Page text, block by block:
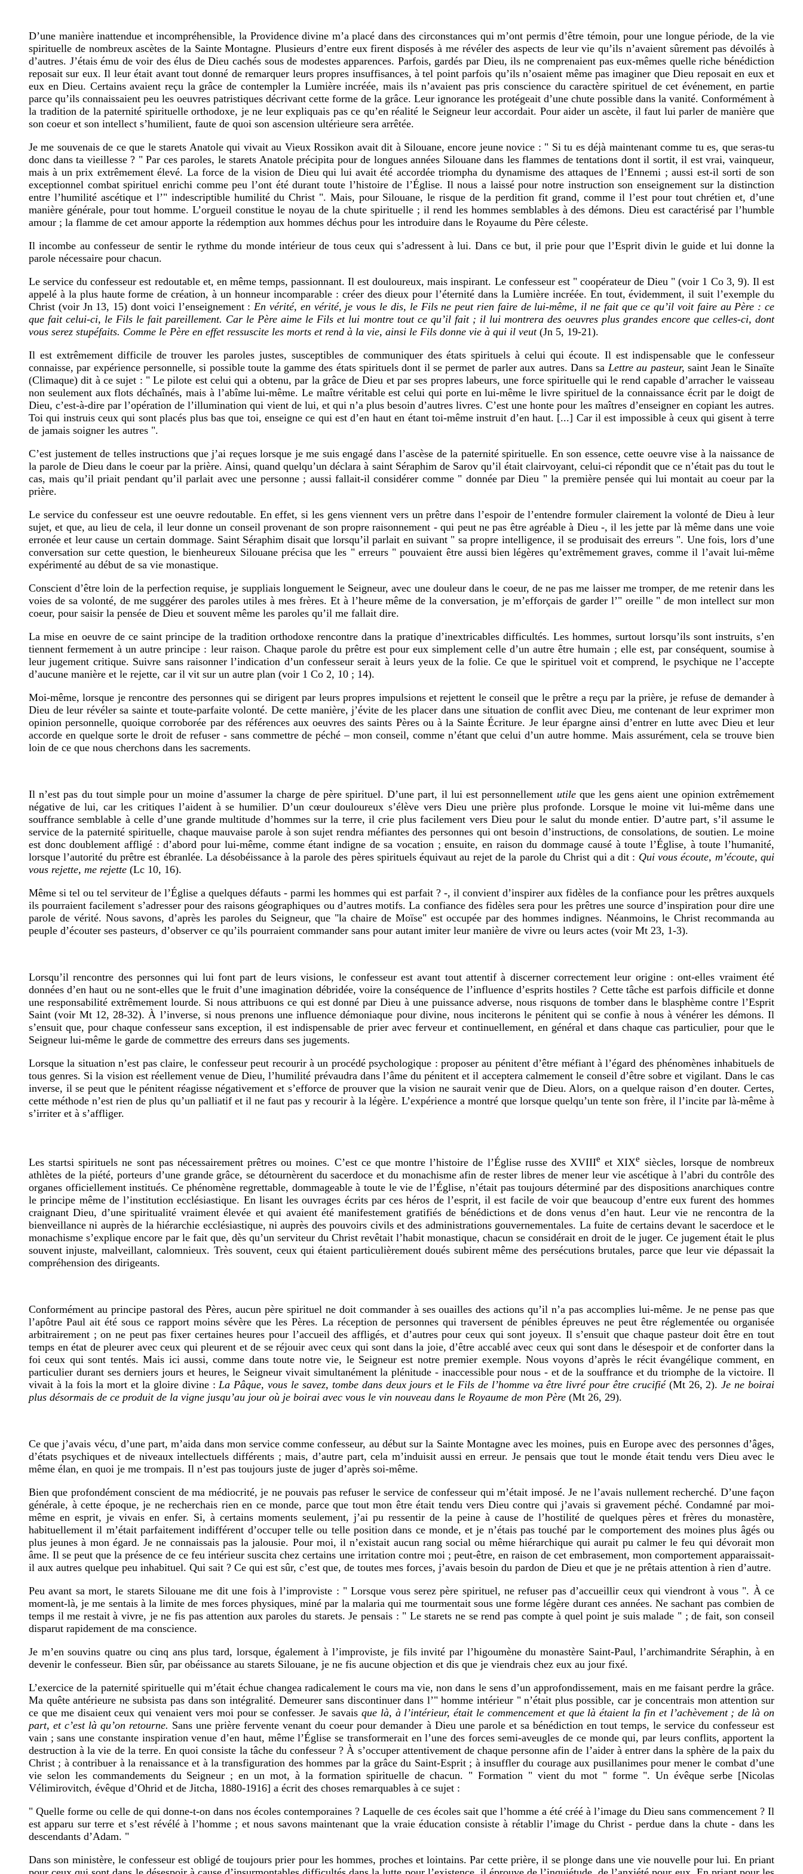
D’une manière inattendue et incompréhensible, la Providence divine m’a placé dans des circonstances qui m’ont permis d’être témoin, pour une longue période, de la vie
spirituelle de nombreux ascètes de la Sainte Montagne. Plusieurs d’entre eux firent disposés à me révéler des aspects de leur vie qu’ils n’avaient sûrement pas dévoilés à
d’autres. J’étais ému de voir des élus de Dieu cachés sous de modestes apparences. Parfois, gardés par Dieu, ils ne comprenaient pas eux-mêmes quelle riche bénédiction
reposait sur eux. Il leur était avant tout donné de remarquer leurs propres insuffisances, à tel point parfois qu’ils n’osaient même pas imaginer que Dieu reposait en eux et
eux en Dieu. Certains avaient reçu la grâce de contempler la Lumière incréée, mais ils n’avaient pas pris conscience du caractère spirituel de cet événement, en partie
parce qu’ils connaissaient peu les oeuvres patristiques décrivant cette forme de la grâce. Leur ignorance les protégeait d’une chute possible dans la vanité. Conformément à
la tradition de la paternité spirituelle orthodoxe, je ne leur expliquais pas ce qu’en réalité le Seigneur leur accordait. Pour aider un ascète, il faut lui parler de manière que
son coeur et son intellect s’humilient, faute de quoi son ascension ultérieure sera arrêtée.
Je me souvenais de ce que le starets Anatole qui vivait au Vieux Rossikon avait dit à Silouane, encore jeune novice : " Si tu es déjà maintenant comme tu es, que seras-tu
donc dans ta vieillesse ? " Par ces paroles, le starets Anatole précipita pour de longues années Silouane dans les flammes de tentations dont il sortit, il est vrai, vainqueur,
mais à un prix extrêmement élevé. La force de la vision de Dieu qui lui avait été accordée triompha du dynamisme des attaques de l’Ennemi ; aussi est-il sorti de son
exceptionnel combat spirituel enrichi comme peu l’ont été durant toute l’histoire de l’Église. Il nous a laissé pour notre instruction son enseignement sur la distinction
entre l’humilité ascétique et l’" indescriptible humilité du Christ ". Mais, pour Silouane, le risque de la perdition fit grand, comme il l’est pour tout chrétien et, d’une
manière générale, pour tout homme. L’orgueil constitue le noyau de la chute spirituelle ; il rend les hommes semblables à des démons. Dieu est caractérisé par l’humble
amour ; la flamme de cet amour apporte la rédemption aux hommes déchus pour les introduire dans le Royaume du Père céleste.
Il incombe au confesseur de sentir le rythme du monde intérieur de tous ceux qui s’adressent à lui. Dans ce but, il prie pour que l’Esprit divin le guide et lui donne la
parole nécessaire pour chacun.
Le service du confesseur est redoutable et, en même temps, passionnant. Il est douloureux, mais inspirant. Le confesseur est " coopérateur de Dieu " (voir 1 Co 3, 9). Il est
appelé à la plus haute forme de création, à un honneur incomparable : créer des dieux pour l’éternité dans la Lumière incréée. En tout, évidemment, il suit l’exemple du
Christ (voir Jn 13, 15) dont voici l’enseignement :En vérité, en vérité, je vous le dis, le Fils ne peut rien faire de lui-même, il ne fait que ce qu’il voit faire au Père : ce
que fait celui-ci, le Fils le fait pareillement. Car le Père aime le Fils et lui montre tout ce qu’il fait ; il lui montrera des oeuvres plus grandes encore que celles-ci, dont
vous serez stupéfaits. Comme le Père en effet ressuscite les morts et rend à la vie, ainsi le Fils donne vie à qui il veut(Jn 5, 19-21).
Il est extrêmement difficile de trouver les paroles justes, susceptibles de communiquer des états spirituels à celui qui écoute. Il est indispensable que le confesseur
connaisse, par expérience personnelle, si possible toute la gamme des états spirituels dont il se permet de parler aux autres. Dans sa Lettre au pasteur, saint Jean le Sinaïte
(Climaque) dit à ce sujet : " Le pilote est celui qui a obtenu, par la grâce de Dieu et par ses propres labeurs, une force spirituelle qui le rend capable d’arracher le vaisseau
non seulement aux flots déchaînés, mais à l’abîme lui-même. Le maître véritable est celui qui porte en lui-même le livre spirituel de la connaissance écrit par le doigt de
Dieu, c’est-à-dire par l’opération de l’illumination qui vient de lui, et qui n’a plus besoin d’autres livres. C’est une honte pour les maîtres d’enseigner en copiant les autres.
Toi qui instruis ceux qui sont placés plus bas que toi, enseigne ce qui est d’en haut en étant toi-même instruit d’en haut. [...] Car il est impossible à ceux qui gisent à terre
de jamais soigner les autres ".
C’est justement de telles instructions que j’ai reçues lorsque je me suis engagé dans l’ascèse de la paternité spirituelle. En son essence, cette oeuvre vise à la naissance de
la parole de Dieu dans le coeur par la prière. Ainsi, quand quelqu’un déclara à saint Séraphim de Sarov qu’il était clairvoyant, celui-ci répondit que ce n’était pas du tout le
cas, mais qu’il priait pendant qu’il parlait avec une personne ; aussi fallait-il considérer comme " donnée par Dieu " la première pensée qui lui montait au coeur par la
prière.
Le service du confesseur est une oeuvre redoutable. En effet, si les gens viennent vers un prêtre dans l’espoir de l’entendre formuler clairement la volonté de Dieu à leur
sujet, et que, au lieu de cela, il leur donne un conseil provenant de son propre raisonnement - qui peut ne pas être agréable à Dieu -, il les jette par là même dans une voie
erronée et leur cause un certain dommage. Saint Séraphim disait que lorsqu’il parlait en suivant " sa propre intelligence, il se produisait des erreurs ". Une fois, lors d’une
conversation sur cette question, le bienheureux Silouane précisa que les " erreurs " pouvaient être aussi bien légères qu’extrêmement graves, comme il l’avait lui-même
expérimenté au début de sa vie monastique.
Conscient d’être loin de la perfection requise, je suppliais longuement le Seigneur, avec une douleur dans le coeur, de ne pas me laisser me tromper, de me retenir dans les
voies de sa volonté, de me suggérer des paroles utiles à mes frères. Et à l’heure même de la conversation, je m’efforçais de garder l’" oreille " de mon intellect sur mon
coeur, pour saisir la pensée de Dieu et souvent même les paroles qu’il me fallait dire.
La mise en oeuvre de ce saint principe de la tradition orthodoxe rencontre dans la pratique d’inextricables difficultés. Les hommes, surtout lorsqu’ils sont instruits, s’en
tiennent fermement à un autre principe : leur raison. Chaque parole du prêtre est pour eux simplement celle d’un autre être humain ; elle est, par conséquent, soumise à
leur jugement critique. Suivre sans raisonner l’indication d’un confesseur serait à leurs yeux de la folie. Ce que le spirituel voit et comprend, le psychique ne l’accepte
d’aucune manière et le rejette, car il vit sur un autre plan (voir 1 Co 2, 10 ; 14).
Moi-même, lorsque je rencontre des personnes qui se dirigent par leurs propres impulsions et rejettent le conseil que le prêtre a reçu par la prière, je refuse de demander à
Dieu de leur révéler sa sainte et toute-parfaite volonté. De cette manière, j’évite de les placer dans une situation de conflit avec Dieu, me contenant de leur exprimer mon
opinion personnelle, quoique corroborée par des références aux oeuvres des saints Pères ou à la Sainte Écriture. Je leur épargne ainsi d’entrer en lutte avec Dieu et leur
accorde en quelque sorte le droit de refuser - sans commettre de péché – mon conseil, comme n’étant que celui d’un autre homme. Mais assurément, cela se trouve bien
loin de ce que nous cherchons dans les sacrements.
Il n’est pas du tout simple pour un moine d’assumer la charge de père spirituel. D’une part, il lui est personnellement utileque les gens aient une opinion extrêmement
négative de lui, car les critiques l’aident à se humilier. D’un cœur douloureux s’élève vers Dieu une prière plus profonde. Lorsque le moine vit lui-même dans une
souffrance semblable à celle d’une grande multitude d’hommes sur la terre, il crie plus facilement vers Dieu pour le salut du monde entier. D’autre part, s’il assume le
service de la paternité spirituelle, chaque mauvaise parole à son sujet rendra méfiantes des personnes qui ont besoin d’instructions, de consolations, de soutien. Le moine
est donc doublement affligé : d’abord pour lui-même, comme étant indigne de sa vocation ; ensuite, en raison du dommage causé à toute l’Église, à toute l’humanité,
lorsque l’autorité du prêtre est ébranlée. La désobéissance à la parole des pères spirituels équivaut au rejet de la parole du Christ qui a dit : Qui vous écoute, m’écoute, qui
vous rejette, me rejette (Lc 10, 16).
Même si tel ou tel serviteur de l’Église a quelques défauts - parmi les hommes qui est parfait ? -, il convient d’inspirer aux fidèles de la confiance pour les prêtres auxquels
ils pourraient facilement s’adresser pour des raisons géographiques ou d’autres motifs. La confiance des fidèles sera pour les prêtres une source d’inspiration pour dire une
parole de vérité. Nous savons, d’après les paroles du Seigneur, que "la chaire de Moïse" est occupée par des hommes indignes. Néanmoins, le Christ recommanda au
peuple d’écouter ses pasteurs, d’observer ce qu’ils pourraient commander sans pour autant imiter leur manière de vivre ou leurs actes (voir Mt 23, 1-3).
Lorsqu’il rencontre des personnes qui lui font part de leurs visions, le confesseur est avant tout attentif à discerner correctement leur origine : ont-elles vraiment été
données d’en haut ou ne sont-elles que le fruit d’une imagination débridée, voire la conséquence de l’influence d’esprits hostiles ? Cette tâche est parfois difficile et donne
une responsabilité extrêmement lourde. Si nous attribuons ce qui est donné par Dieu à une puissance adverse, nous risquons de tomber dans le blasphème contre l’Esprit
Saint (voir Mt 12, 28-32). À l’inverse, si nous prenons une influence démoniaque pour divine, nous inciterons le pénitent qui se confie à nous à vénérer les démons. Il
s’ensuit que, pour chaque confesseur sans exception, il est indispensable de prier avec ferveur et continuellement, en général et dans chaque cas particulier, pour que le
Seigneur lui-même le garde de commettre des erreurs dans ses jugements.
Lorsque la situation n’est pas claire, le confesseur peut recourir à un procédé psychologique : proposer au pénitent d’être méfiant à l’égard des phénomènes inhabituels de
tous genres. Si la vision est réellement venue de Dieu, l’humilité prévaudra dans l’âme du pénitent et il acceptera calmement le conseil d’être sobre et vigilant. Dans le cas
inverse, il se peut que le pénitent réagisse négativement et s’efforce de prouver que la vision ne saurait venir que de Dieu. Alors, on a quelque raison d’en douter. Certes,
cette méthode n’est rien de plus qu’un palliatif et il ne faut pas y recourir à la légère. L’expérience a montré que lorsque quelqu’un tente son frère, il l’incite par là-même à
s’irriter et à s’affliger.
Les startsi spirituels ne sont pas nécessairement prêtres ou moines. C’est ce que montre l’histoire de l’Église russe des XVIIIe et XIXe siècles, lorsque de nombreux
athlètes de la piété, porteurs d’une grande grâce, se détournèrent du sacerdoce et du monachisme afin de rester libres de mener leur vie ascétique à l’abri du contrôle des
organes officiellement institués. Ce phénomène regrettable, dommageable à toute le vie de l’Église, n’était pas toujours déterminé par des dispositions anarchiques contre
le principe même de l’institution ecclésiastique. En lisant les ouvrages écrits par ces héros de l’esprit, il est facile de voir que beaucoup d’entre eux furent des hommes
craignant Dieu, d’une spiritualité vraiment élevée et qui avaient été manifestement gratifiés de bénédictions et de dons venus d’en haut. Leur vie ne rencontra de la
bienveillance ni auprès de la hiérarchie ecclésiastique, ni auprès des pouvoirs civils et des administrations gouvernementales. La fuite de certains devant le sacerdoce et le
monachisme s’explique encore par le fait que, dès qu’un serviteur du Christ revêtait l’habit monastique, chacun se considérait en droit de le juger. Ce jugement était le plus
souvent injuste, malveillant, calomnieux. Très souvent, ceux qui étaient particulièrement doués subirent même des persécutions brutales, parce que leur vie dépassait la
compréhension des dirigeants.
Conformément au principe pastoral des Pères, aucun père spirituel ne doit commander à ses ouailles des actions qu’il n’a pas accomplies lui-même. Je ne pense pas que
l’apôtre Paul ait été sous ce rapport moins sévère que les Pères. La réception de personnes qui traversent de pénibles épreuves ne peut être réglementée ou organisée
arbitrairement ; on ne peut pas fixer certaines heures pour l’accueil des affligés, et d’autres pour ceux qui sont joyeux. Il s’ensuit que chaque pasteur doit être en tout
temps en état de pleurer avec ceux qui pleurent et de se réjouir avec ceux qui sont dans la joie, d’être accablé avec ceux qui sont dans le désespoir et de conforter dans la
foi ceux qui sont tentés. Mais ici aussi, comme dans toute notre vie, le Seigneur est notre premier exemple. Nous voyons d’après le récit évangélique comment, en
particulier durant ses derniers jours et heures, le Seigneur vivait simultanément la plénitude - inaccessible pour nous - et de la souffrance et du triomphe de la victoire. Il
vivait à la fois la mort et la gloire divine :La Pâque, vous le savez, tombe dans deux jours et le Fils de l’homme va être livré pour être crucifié(Mt 26, 2).Je ne boirai
plus désormais de ce produit de la vigne jusqu’au jour où je boirai avec vous le vin nouveau dans le Royaume de mon Père (Mt 26, 29).
Ce que j’avais vécu, d’une part, m’aida dans mon service comme confesseur, au début sur la Sainte Montagne avec les moines, puis en Europe avec des personnes d’âges,
d’états psychiques et de niveaux intellectuels différents ; mais, d’autre part, cela m’induisit aussi en erreur. Je pensais que tout le monde était tendu vers Dieu avec le
même élan, en quoi je me trompais. Il n’est pas toujours juste de juger d’après soi-même.
Bien que profondément conscient de ma médiocrité, je ne pouvais pas refuser le service de confesseur qui m’était imposé. Je ne l’avais nullement recherché. D’une façon
générale, à cette époque, je ne recherchais rien en ce monde, parce que tout mon être était tendu vers Dieu contre qui j’avais si gravement péché. Condamné par moi-
même en esprit, je vivais en enfer. Si, à certains moments seulement, j’ai pu ressentir de la peine à cause de l’hostilité de quelques pères et frères du monastère,
habituellement il m’était parfaitement indifférent d’occuper telle ou telle position dans ce monde, et je n’étais pas touché par le comportement des moines plus âgés ou
plus jeunes à mon égard. Je ne connaissais pas la jalousie. Pour moi, il n’existait aucun rang social ou même hiérarchique qui aurait pu calmer le feu qui dévorait mon
âme. Il se peut que la présence de ce feu intérieur suscita chez certains une irritation contre moi ; peut-être, en raison de cet embrasement, mon comportement apparaissait-
il aux autres quelque peu inhabituel. Qui sait ? Ce qui est sûr, c’est que, de toutes mes forces, j’avais besoin du pardon de Dieu et que je ne prêtais attention à rien d’autre.
Peu avant sa mort, le starets Silouane me dit une fois à l’improviste : " Lorsque vous serez père spirituel, ne refuser pas d’accueillir ceux qui viendront à vous ". À ce
moment-là, je me sentais à la limite de mes forces physiques, miné par la malaria qui me tourmentait sous une forme légère durant ces années. Ne sachant pas combien de
temps il me restait à vivre, je ne fis pas attention aux paroles du starets. Je pensais : " Le starets ne se rend pas compte à quel point je suis malade " ; de fait, son conseil
disparut rapidement de ma conscience.
Je m’en souvins quatre ou cinq ans plus tard, lorsque, également à l’improviste, je fils invité par l’higoumène du monastère Saint-Paul, l’archimandrite Séraphin, à en
devenir le confesseur. Bien sûr, par obéissance au starets Silouane, je ne fis aucune objection et dis que je viendrais chez eux au jour fixé.
L’exercice de la paternité spirituelle qui m’était échue changea radicalement le cours ma vie, non dans le sens d’un approfondissement, mais en me faisant perdre la grâce.
Ma quête antérieure ne subsista pas dans son intégralité. Demeurer sans discontinuer dans l’" homme intérieur " n’était plus possible, car je concentrais mon attention sur
ce que me disaient ceux qui venaient vers moi pour se confesser. Je savais que là, à l’intérieur, était le commencement et que là étaient la fin et l’achèvement ; de là on
part, et c’est là qu’on retourne. Sans une prière fervente venant du coeur pour demander à Dieu une parole et sa bénédiction en tout temps, le service du confesseur est
vain ; sans une constante inspiration venue d’en haut, même l’Église se transformerait en l’une des forces semi-aveugles de ce monde qui, par leurs conflits, apportent la
destruction à la vie de la terre. En quoi consiste la tâche du confesseur ? À s’occuper attentivement de chaque personne afin de l’aider à entrer dans la sphère de la paix du
Christ ; à contribuer à la renaissance et à la transfiguration des hommes par la grâce du Saint-Esprit ; à insuffler du courage aux pusillanimes pour mener le combat d’une
vie selon les commandements du Seigneur ; en un mot, à la formation spirituelle de chacun. " Formation " vient du mot " forme ". Un évêque serbe [Nicolas
Vélimirovitch, évêque d’Ohrid et de Jitcha, 1880-1916] a écrit des choses remarquables à ce sujet :
" Quelle forme ou celle de qui donne-t-on dans nos écoles contemporaines ? Laquelle de ces écoles sait que l’homme a été créé à l’image du Dieu sans commencement ? Il
est apparu sur terre et s’est révélé à l’homme ; et nous savons maintenant que la vraie éducation consiste à rétablir l’image du Christ - perdue dans la chute - dans les
descendants d’Adam. "
Dans son ministère, le confesseur est obligé de toujours prier pour les hommes, proches et lointains. Par cette prière, il se plonge dans une vie nouvelle pour lui. En priant